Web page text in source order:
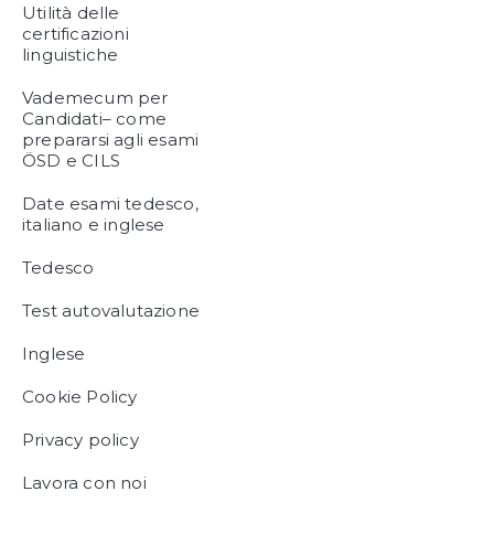
Utilità delle
certificazioni
linguistiche
Vademecum per
Candidati– come
prepararsi agli esami
ÖSD e CILS
Date esami tedesco,
italiano e inglese
Tedesco
Test autovalutazione
Inglese
Cookie Policy
Privacy policy
Lavora con noi